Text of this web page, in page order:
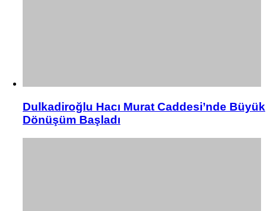
Dulkadiroğlu Hacı Murat Caddesi’nde Büyük
Dönüşüm Başladı